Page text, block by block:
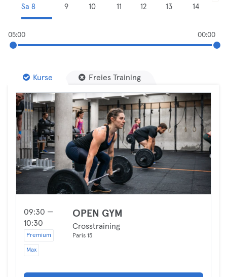
Sa 8 9 10 11 12 13 14
05:00 00:00
Kurse Freies Training
09:30 —
10:30
Premium
Max
OPEN GYM
Crosstraining
Paris 15